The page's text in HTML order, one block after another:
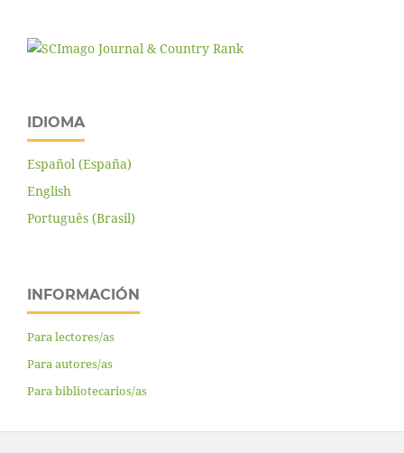
IDIOMA
Español (España)
English
Português (Brasil)
INFORMACIÓN
Para lectores/as
Para autores/as
Para bibliotecarios/as